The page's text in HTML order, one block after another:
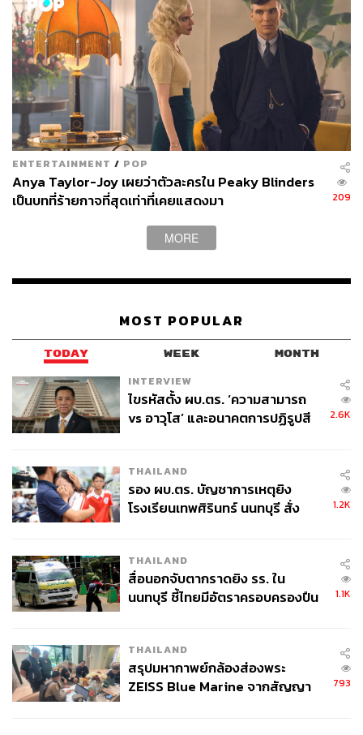
ENTERTAINMENT / POP
Anya Taylor-Joy เผยว่าตัวละครใน Peaky Blinders
เป็นบทที่ร้ายกาจที่สุดเท่าที่เคยแสดงมา
209
MORE
MOST POPULAR
TODAY WEEK MONTH
INTERVIEW
ไขรหัสตั้ง ผบ.ตร. ‘ความสามารถ
vs อาวุโส’ และอนาคตการปฏิรูปสี
2.6K
THAILAND
รอง ผบ.ตร. บัญชาการเหตุยิง
โรงเรียนเทพศิรินทร์ นนทบุรี สั่ง
1.2K
THAILAND
สื่อนอกจับตากราดยิง รร. ใน
นนทบุรี ชี้ไทยมีอัตราครอบครองปืน
1.1K
THAILAND
สรุปมหากาพย์กล้องส่องพระ
ZEISS Blue Marine จากสัญญา
793